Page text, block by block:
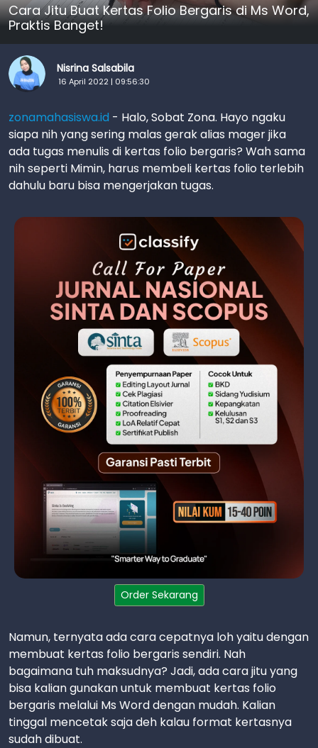
Cara Jitu Buat Kertas Folio Bergaris di Ms Word,
Praktis Banget!
Nisrina Salsabila
16 April 2022 | 09:56:30
zonamahasiswa.id - Halo, Sobat Zona. Hayo ngaku
siapa nih yang sering malas gerak alias mager jika
ada tugas menulis di kertas folio bergaris? Wah sama
nih seperti Mimin, harus membeli kertas folio terlebih
dahulu baru bisa mengerjakan tugas.
Order Sekarang
Namun, ternyata ada cara cepatnya loh yaitu dengan
membuat kertas folio bergaris sendiri. Nah
bagaimana tuh maksudnya? Jadi, ada cara jitu yang
bisa kalian gunakan untuk membuat kertas folio
bergaris melalui Ms Word dengan mudah. Kalian
tinggal mencetak saja deh kalau format kertasnya
sudah dibuat.